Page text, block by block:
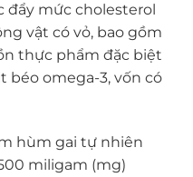
mức cholesterol
vật có vỏ, bao gồm
thực phẩm đặc biệt
béo omega-3, vốn có
hùm gai tự nhiên
miligam (mg)